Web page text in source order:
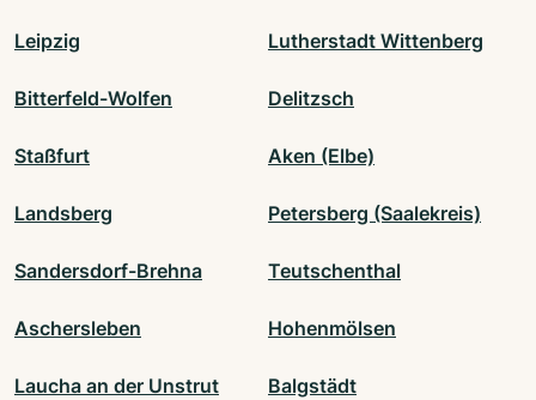
Leipzig Lutherstadt Wittenberg
Bitterfeld-Wolfen Delitzsch
Staßfurt Aken (Elbe)
Landsberg Petersberg (Saalekreis)
Sandersdorf-Brehna Teutschenthal
Aschersleben Hohenmölsen
Laucha an der Unstrut Balgstädt